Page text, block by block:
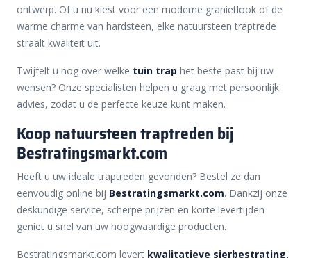
ontwerp. Of u nu kiest voor een moderne granietlook of de
warme charme van hardsteen, elke natuursteen traptrede
straalt kwaliteit uit.
Twijfelt u nog over welke tuin trap het beste past bij uw
wensen? Onze specialisten helpen u graag met persoonlijk
advies, zodat u de perfecte keuze kunt maken.
Koop natuursteen traptreden bij
Bestratingsmarkt.com
Heeft u uw ideale traptreden gevonden? Bestel ze dan
eenvoudig online bij Bestratingsmarkt.com. Dankzij onze
deskundige service, scherpe prijzen en korte levertijden
geniet u snel van uw hoogwaardige producten.
Bestratingsmarkt.com levert kwalitatieve sierbestrating,